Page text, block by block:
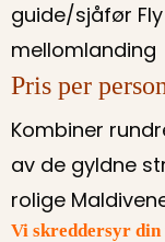
guide/sjåfør
mellomlanding
Pris per
Kombiner
av de gyldne
rolige
Vi skreddersyr